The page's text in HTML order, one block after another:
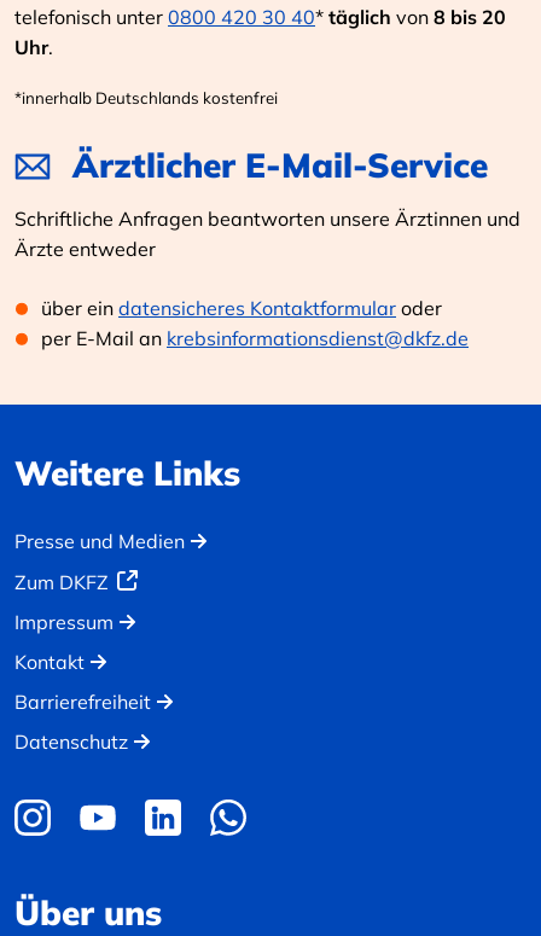
telefonisch unter 0800 420 30 40* täglich von 8 bis 20
Uhr.
*innerhalb Deutschlands kostenfrei
Ärztlicher E-Mail-Service
Schriftliche Anfragen beantworten unsere Ärztinnen und
Ärzte entweder
über ein datensicheres Kontaktformular oder
per E-Mail an krebsinformationsdienst@dkfz.de
Weitere Links
Presse und Medien
Zum DKFZ
Impressum
Kontakt
Barrierefreiheit
Datenschutz
Über uns